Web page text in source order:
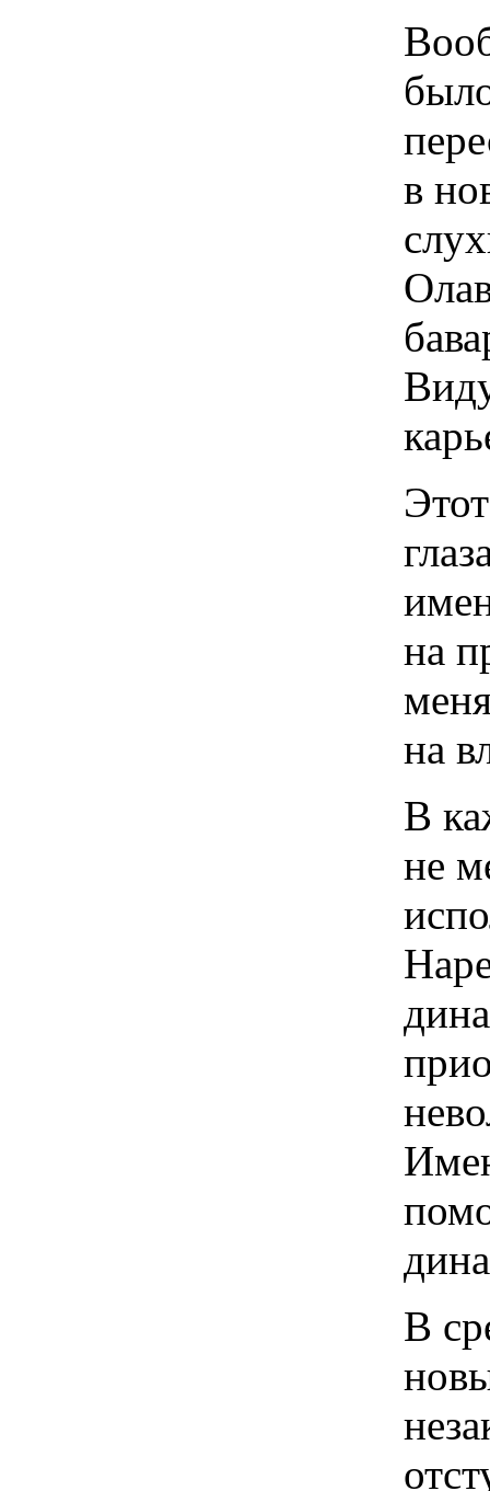
в
на
на
В
не
В